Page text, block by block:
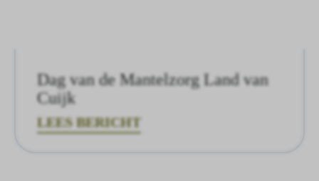
Dag van de Mantelzorg Land van
Cuijk
LEES BERICHT